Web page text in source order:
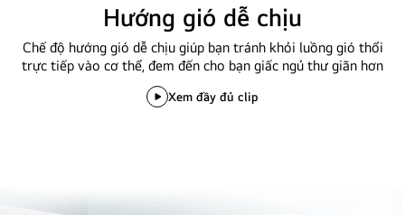
Hướng gió dễ chịu
Chế độ hướng gió dễ chịu giúp bạn tránh khỏi luồng gió thổi
trực tiếp vào cơ thể, đem đến cho bạn giấc ngủ thư giãn hơn
Xem đầy đủ clip